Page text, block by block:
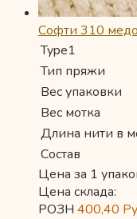
Софти 310
Type1
Тип пряжи
Вес упаковки
Вес мотка
Длина нити в
Состав
Цена за 1
Цена склада:
РОЗН 400,40